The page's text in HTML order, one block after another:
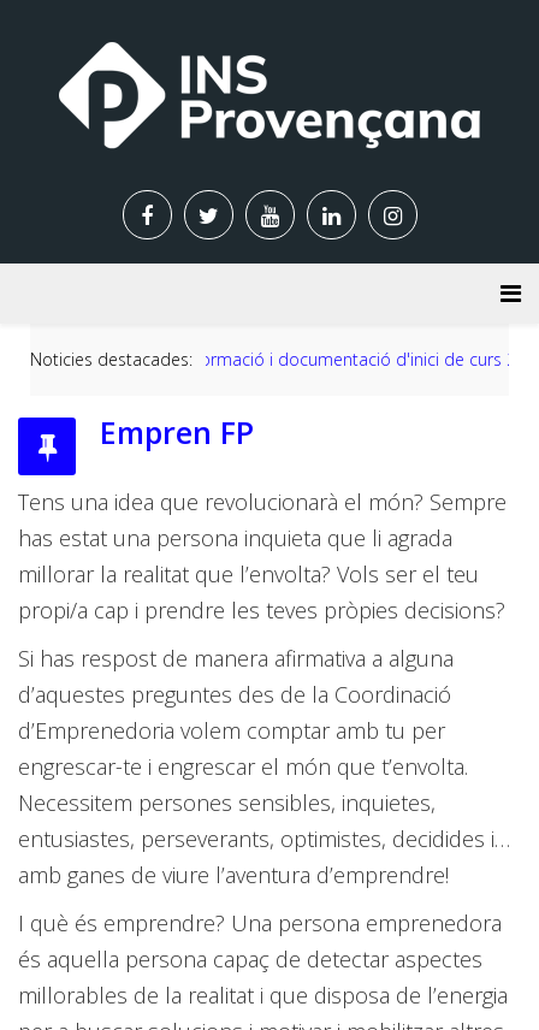
Noticies destacades:Informació i documentació d'inici de curs 2026-2027
Empren FP
Tens una idea que revolucionarà el món? Sempre
has estat una persona inquieta que li agrada
millorar la realitat que l’envolta? Vols ser el teu
propi/a cap i prendre les teves pròpies decisions?
Si has respost de manera afirmativa a alguna
d’aquestes preguntes des de la Coordinació
d’Emprenedoria volem comptar amb tu per
engrescar-te i engrescar el món que t’envolta.
Necessitem persones sensibles, inquietes,
entusiastes, perseverants, optimistes, decidides i…
amb ganes de viure l’aventura d’emprendre!
I què és emprendre? Una persona emprenedora
és aquella persona capaç de detectar aspectes
millorables de la realitat i que disposa de l’energia